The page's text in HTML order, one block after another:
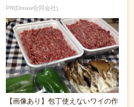
PR(Dreaw合同会社)
【画像あり】包丁使えないワイの作